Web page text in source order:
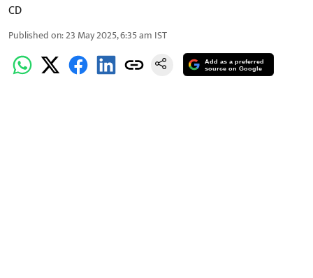
CD
Published on:23 May 2025, 6:35 am IST
Add as a preferred
source on Google